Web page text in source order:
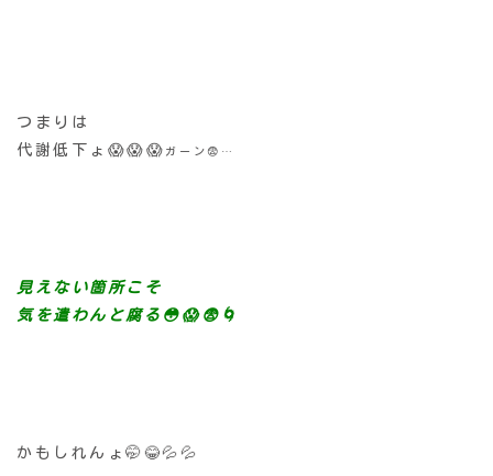
つまりは
代謝低下ょ😱😱😱 ガーン😨…
見えない箇所こそ
気を遣わんと腐る😳😱😨🌀
かもしれんょ🤭😂💦💦